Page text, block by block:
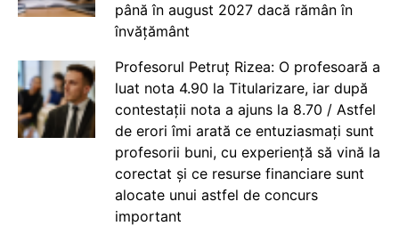
până în august 2027 dacă rămân în
învățământ
Profesorul Petruț Rizea: O profesoară a
luat nota 4.90 la Titularizare, iar după
contestații nota a ajuns la 8.70 / Astfel
de erori îmi arată ce entuziasmați sunt
profesorii buni, cu experiență să vină la
corectat și ce resurse financiare sunt
alocate unui astfel de concurs
important